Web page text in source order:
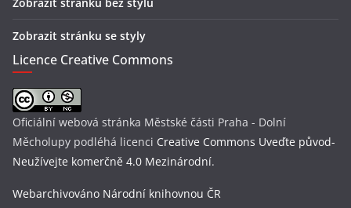
Zobrazit stránku se styly
Licence Creative Commons
Oficiální webová stránka Městské části Praha - Dolní
Měcholupy podléhá licenci Creative Commons Uveďte původ-
Neužívejte komerčně 4.0 Mezinárodní.
Webarchivováno Národní knihovnou ČR